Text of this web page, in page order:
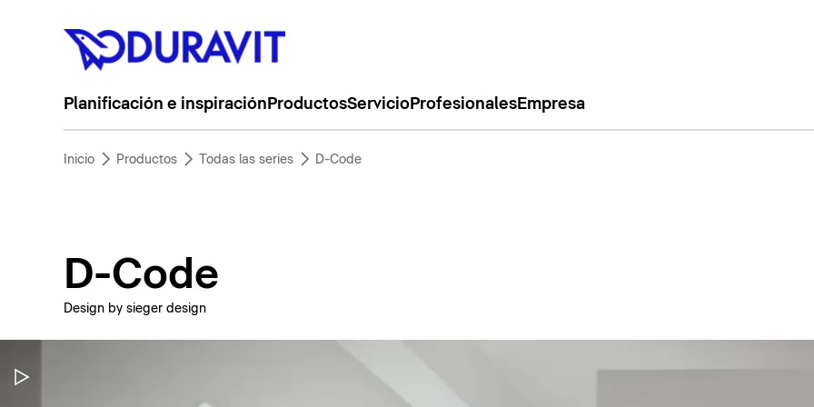
Planificación e inspiración ProductosServicioProfesionalesEmpresa
Inicio Productos Todas las series D-Code
D-Code
Design by sieger design
Pausar vídeo